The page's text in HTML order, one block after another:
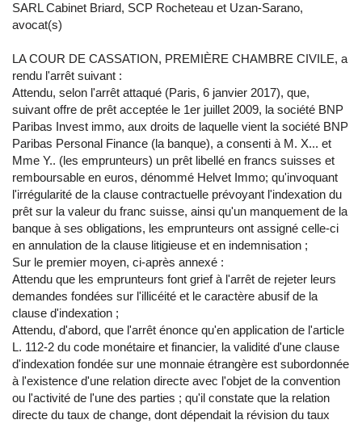
SARL Cabinet Briard, SCP Rocheteau et Uzan-Sarano,
avocat(s)
LA COUR DE CASSATION, PREMIÈRE CHAMBRE CIVILE, a
rendu l'arrêt suivant :
Attendu, selon l'arrêt attaqué (Paris, 6 janvier 2017), que,
suivant offre de prêt acceptée le 1er juillet 2009, la société BNP
Paribas Invest immo, aux droits de laquelle vient la société BNP
Paribas Personal Finance (la banque), a consenti à M. X... et
Mme Y.. (les emprunteurs) un prêt libellé en francs suisses et
remboursable en euros, dénommé Helvet Immo; qu'invoquant
l'irrégularité de la clause contractuelle prévoyant l'indexation du
prêt sur la valeur du franc suisse, ainsi qu'un manquement de la
banque à ses obligations, les emprunteurs ont assigné celle-ci
en annulation de la clause litigieuse et en indemnisation ;
Sur le premier moyen, ci-après annexé :
Attendu que les emprunteurs font grief à l'arrêt de rejeter leurs
demandes fondées sur l'illicéité et le caractère abusif de la
clause d'indexation ;
Attendu, d'abord, que l'arrêt énonce qu'en application de l'article
L. 112-2 du code monétaire et financier, la validité d'une clause
d'indexation fondée sur une monnaie étrangère est subordonnée
à l'existence d'une relation directe avec l'objet de la convention
ou l'activité de l'une des parties ; qu'il constate que la relation
directe du taux de change, dont dépendait la révision du taux